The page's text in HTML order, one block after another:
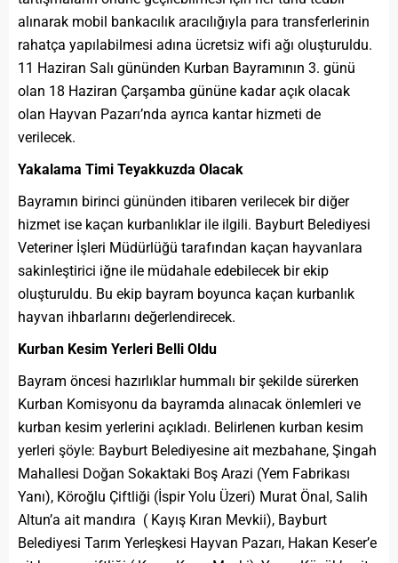
alınarak mobil bankacılık aracılığıyla para transferlerinin
rahatça yapılabilmesi adına ücretsiz wifi ağı oluşturuldu.
11 Haziran Salı gününden Kurban Bayramının 3. günü
olan 18 Haziran Çarşamba gününe kadar açık olacak
olan Hayvan Pazarı’nda ayrıca kantar hizmeti de
verilecek.
Yakalama Timi Teyakkuzda Olacak
Bayramın birinci gününden itibaren verilecek bir diğer
hizmet ise kaçan kurbanlıklar ile ilgili. Bayburt Belediyesi
Veteriner İşleri Müdürlüğü tarafından kaçan hayvanlara
sakinleştirici iğne ile müdahale edebilecek bir ekip
oluşturuldu. Bu ekip bayram boyunca kaçan kurbanlık
hayvan ihbarlarını değerlendirecek.
Kurban Kesim Yerleri Belli Oldu
Bayram öncesi hazırlıklar hummalı bir şekilde sürerken
Kurban Komisyonu da bayramda alınacak önlemleri ve
kurban kesim yerlerini açıkladı. Belirlenen kurban kesim
yerleri şöyle: Bayburt Belediyesine ait mezbahane, Şingah
Mahallesi Doğan Sokaktaki Boş Arazi (Yem Fabrikası
Yanı), Köroğlu Çiftliği (İspir Yolu Üzeri) Murat Önal, Salih
Altun’a ait mandıra ( Kayış Kıran Mevkii), Bayburt
Belediyesi Tarım Yerleşkesi Hayvan Pazarı, Hakan Keser’e